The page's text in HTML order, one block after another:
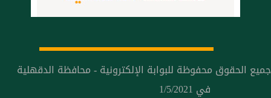
جميع الحقوق محفوظة للبوابة الإلكترونية - محافظة الدقهلية
في 1/5/2021